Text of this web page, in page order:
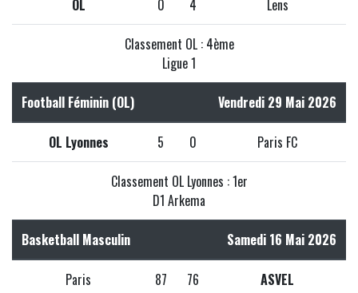
OL 0 4 Lens
Classement OL : 4ème
Ligue 1
Football Féminin (OL) Vendredi 29 Mai 2026
OL Lyonnes 5 0 Paris FC
Classement OL Lyonnes : 1er
D1 Arkema
Basketball Masculin Samedi 16 Mai 2026
Paris 87 76 ASVEL